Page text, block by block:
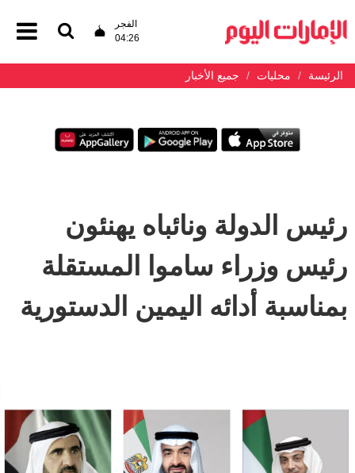
الفجر
04:26
الرئيسة محليات جميع الأخبار
رئيس الدولة ونائباه يهنئون
رئيس وزراء ساموا المستقلة
بمناسبة أدائه اليمين الدستورية